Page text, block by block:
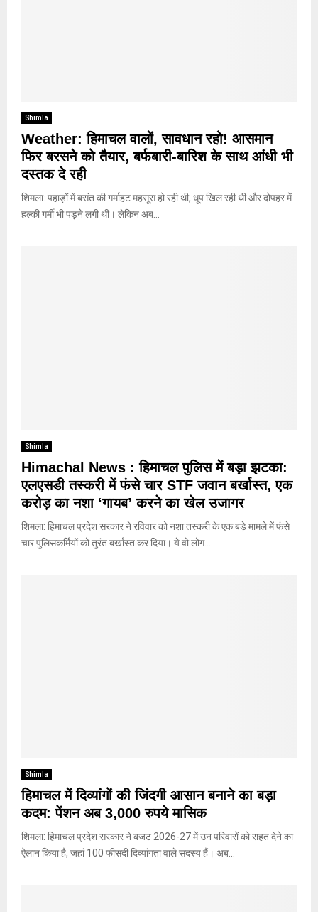
Shimla
Weather: हिमाचल वालों, सावधान रहो! आसमान
फिर बरसने को तैयार, बर्फबारी-बारिश के साथ आंधी भी
दस्तक दे रही
शिमला: पहाड़ों में बसंत की गर्माहट महसूस हो रही थी, धूप खिल रही थी और दोपहर में
हल्की गर्मी भी पड़ने लगी थी। लेकिन अब...
Shimla
Himachal News : हिमाचल पुलिस में बड़ा झटका:
एलएसडी तस्करी में फंसे चार STF जवान बर्खास्त, एक
करोड़ का नशा ‘गायब’ करने का खेल उजागर
शिमला: हिमाचल प्रदेश सरकार ने रविवार को नशा तस्करी के एक बड़े मामले में फंसे
चार पुलिसकर्मियों को तुरंत बर्खास्त कर दिया। ये वो लोग...
Shimla
हिमाचल में दिव्यांगों की जिंदगी आसान बनाने का बड़ा
कदम: पेंशन अब 3,000 रुपये मासिक
शिमला: हिमाचल प्रदेश सरकार ने बजट 2026-27 में उन परिवारों को राहत देने का
ऐलान किया है, जहां 100 फीसदी दिव्यांगता वाले सदस्य हैं। अब...